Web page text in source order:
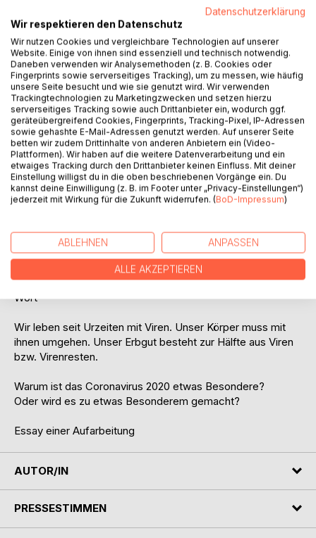
Titel bewerten
BESCHREIBUNG
Gedanken:
Zum politischen, gesellschaftlichen sowie medialen
Umgang mit der "Corona-Pandemie"
Eine unabhängige und neugierige Recherche
Mediziner, Wissenschaftler, Journalisten, etc. kommen zu
Wort
Wir leben seit Urzeiten mit Viren. Unser Körper muss mit
ihnen umgehen. Unser Erbgut besteht zur Hälfte aus Viren
bzw. Virenresten.
Warum ist das Coronavirus 2020 etwas Besondere?
Oder wird es zu etwas Besonderem gemacht?
Essay einer Aufarbeitung
AUTOR/IN
PRESSESTIMMEN
Datenschutzerklärung
Wir respektieren den Datenschutz
Wir nutzen Cookies und vergleichbare Technologien auf unserer
Website. Einige von ihnen sind essenziell und technisch notwendig.
Daneben verwenden wir Analysemethoden (z. B. Cookies oder
Fingerprints sowie serverseitiges Tracking), um zu messen, wie häufig
unsere Seite besucht und wie sie genutzt wird. Wir verwenden
Trackingtechnologien zu Marketingzwecken und setzen hierzu
serverseitiges Tracking sowie auch Drittanbieter ein, wodurch ggf.
geräteübergreifend Cookies, Fingerprints, Tracking-Pixel, IP-Adressen
sowie gehashte E-Mail-Adressen genutzt werden. Auf unserer Seite
betten wir zudem Drittinhalte von anderen Anbietern ein (Video-
Plattformen). Wir haben auf die weitere Datenverarbeitung und ein
etwaiges Tracking durch den Drittanbieter keinen Einfluss. Mit deiner
Einstellung willigst du in die oben beschriebenen Vorgänge ein. Du
kannst deine Einwilligung (z. B. im Footer unter „Privacy-Einstellungen“)
jederzeit mit Wirkung für die Zukunft widerrufen. (BoD-Impressum)
ABLEHNEN ANPASSEN
ALLE AKZEPTIEREN